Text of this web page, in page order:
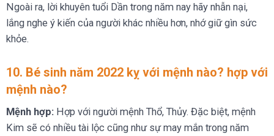
Ngoài ra, lời khuyên tuổi Dần trong năm nay hãy nhẫn nại,
lắng nghe ý kiến của người khác nhiều hơn, nhớ giữ gìn sức
khỏe.
10. Bé sinh năm 2022 kỵ với mệnh nào? hợp với
mệnh nào?
Mệnh hợp: Hợp với người mệnh Thổ, Thủy. Đặc biệt, mệnh
Kim sẽ có nhiều tài lộc cũng như sự may mắn trong năm